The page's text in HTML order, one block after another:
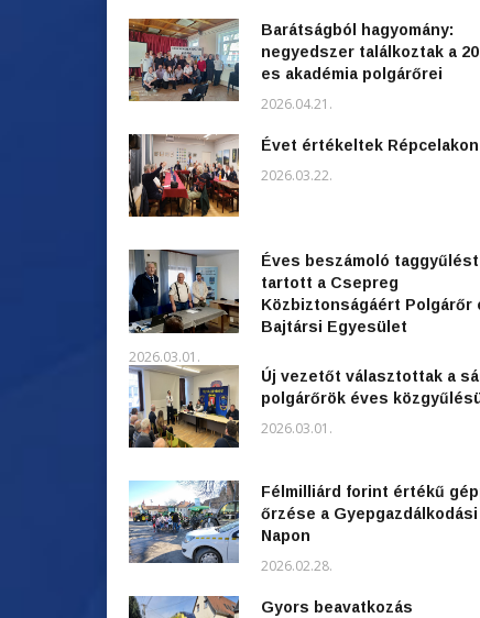
Barátságból hagyomány:
negyedszer találkoztak a
es akadémia polgárőrei
2026.04.21.
Évet értékeltek Répcelakon
2026.03.22.
Éves beszámoló taggyűlést
tartott a Csepreg
Közbiztonságáért Polgárőr
Bajtársi Egyesület
2026.03.01.
Új vezetőt választottak a
polgárőrök éves
2026.03.01.
Félmilliárd forint értékű
őrzése a Gyepgazdálkodási
Napon
2026.02.28.
Gyors beavatkozás